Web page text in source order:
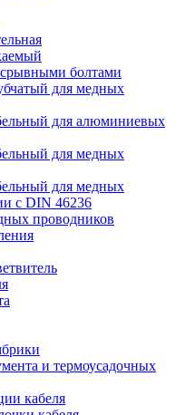
болтами
для медных
для алюминиевых
для медных
для медных
с DIN 46236
проводников
и термоусадочных
кабеля